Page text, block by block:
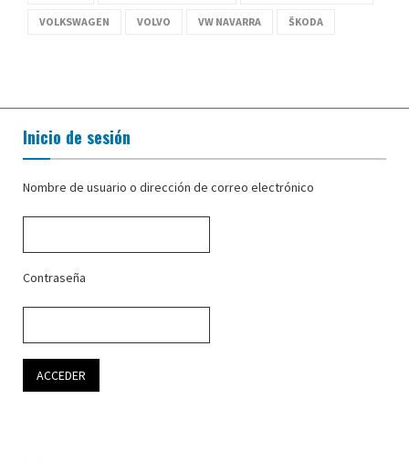
VOLKSWAGEN VOLVO VW NAVARRA ŠKODA
Inicio de sesión
Nombre de usuario o dirección de correo electrónico
Contraseña